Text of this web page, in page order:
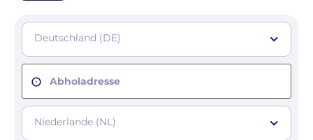
Deutschland (DE)
Abholadresse
Niederlande (NL)